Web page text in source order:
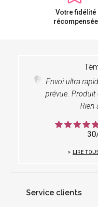
Votre fidélité
récompensée
Envoi ultra
prévue. Produit
Rien
LIRE
Service clients